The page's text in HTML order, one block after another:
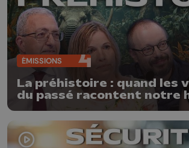
ÉMISSIONS
La préhistoire : quand les
du passé racontent notre